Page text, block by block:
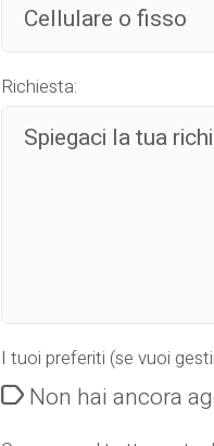
Richiesta:
I tuoi preferiti (se vuoi
Non hai ancora